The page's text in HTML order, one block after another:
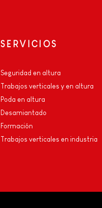
SERVICIOS
Seguridad en altura
Trabajos verticales y en altura
Poda en altura
Desamiantado
Formación
Trabajos verticales en industria